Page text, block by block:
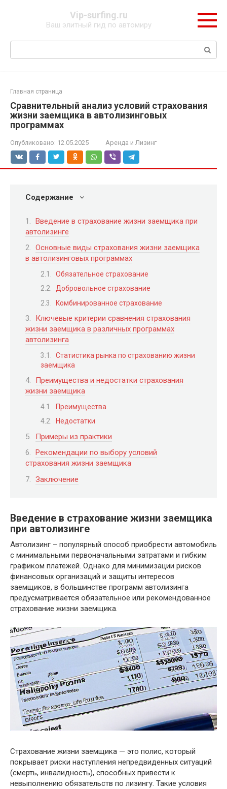
Vip-surfing.ru
Ваш элитный гид по автомиру
Поиск:
Главная страница
Сравнительный анализ условий страхования
жизни заемщика в автолизинговых
программах
Опубликовано: 12.05.2025 Аренда и Лизинг
Содержание
Введение в страхование жизни заемщика при
автолизинге
Основные виды страхования жизни заемщика
в автолизинговых программах
Обязательное страхование
Добровольное страхование
Комбинированное страхование
Ключевые критерии сравнения страхования
жизни заемщика в различных программах
автолизинга
Статистика рынка по страхованию жизни
заемщика
Преимущества и недостатки страхования
жизни заемщика
Преимущества
Недостатки
Примеры из практики
Рекомендации по выбору условий
страхования жизни заемщика
Заключение
Введение в страхование жизни заемщика
при автолизинге
Автолизинг – популярный способ приобрести автомобиль
с минимальными первоначальными затратами и гибким
графиком платежей. Однако для минимизации рисков
финансовых организаций и защиты интересов
заемщиков, в большинстве программ автолизинга
предусматривается обязательное или рекомендованное
страхование жизни заемщика.
Страхование жизни заемщика — это полис, который
покрывает риски наступления непредвиденных ситуаций
(смерть, инвалидность), способных привести к
невыполнению обязательств по лизингу. Такие условия